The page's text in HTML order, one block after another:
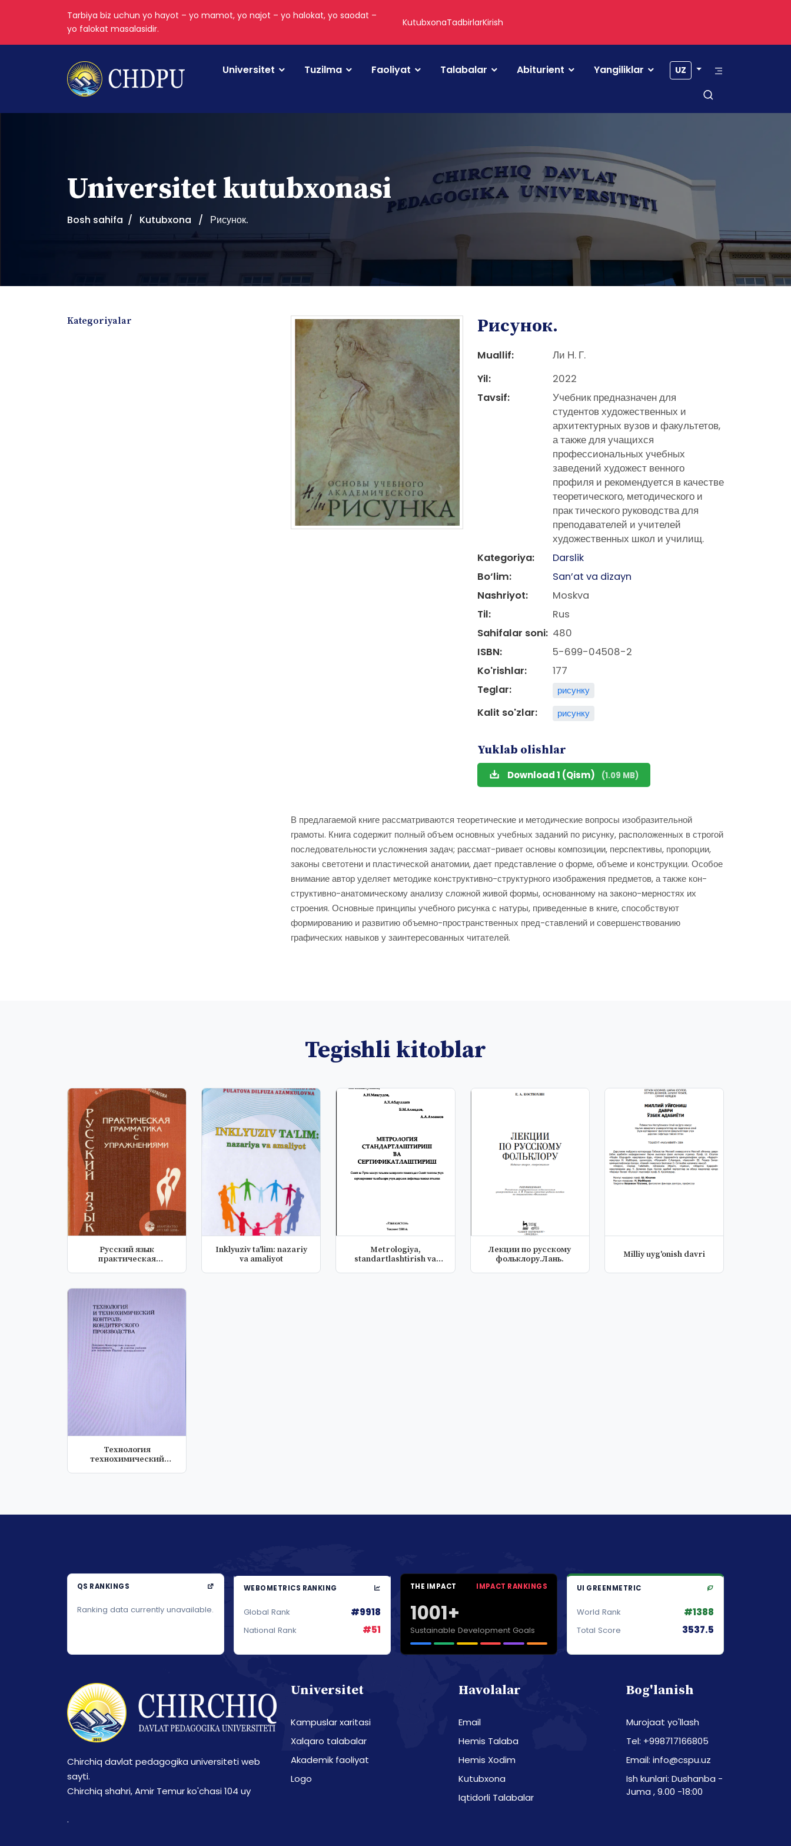
Tarbiya biz uchun yo hayot – yo mamot, yo najot – yo halokat, yo saodat –
yo falokat masalasidir.
KutubxonaTadbirlarKirish
Universitet Tuzilma Faoliyat Talabalar Abiturient Yangiliklar UZ
Universitet kutubxonasi
Bosh sahifa Kutubxona Рисунок.
Kategoriyalar Рисунок.
Muallif:
Ли Н. Г.
Yil:
2022
Tavsif:
Учебник предназначен для
студентов художественных и
архитектурных вузов и факультетов,
а также для учащихся
профессиональных учебных
заведений художест венного
профиля и рекомендуется в качестве
теоретического, методического и
прак тического руководства для
преподавателей и учителей
художественных школ и училищ.
Kategoriya:
Darslik
Bo‘lim:
San’at va dizayn
Nashriyot:
Moskva
Til:
Rus
Sahifalar soni: 480
ISBN:
5-699-04508-2
Ko'rishlar:
177
Teglar:
рисунку
Kalit so'zlar: рисунку
Yuklab olishlar
Download 1 (Qism) (1.09 MB)
В предлагаемой книге рассматриваются теоретические и методические вопросы изобразительной
грамоты. Книга содержит полный объем основных учебных заданий по рисунку, расположенных в строгой
последовательности усложнения задач; рассмат-ривает основы композиции, перспективы, пропорции,
законы светотени и пластической анатомии, дает представление о форме, объеме и конструкции. Особое
внимание автор уделяет методике конструктивно-структурного изображения предметов, а также кон-
структивно-анатомическому анализу сложной живой формы, основанному на законо-мерностях их
строения. Основные принципы учебного рисунка с натуры, приведенные в книге, способствуют
формированию и развитию объемно-пространственных пред-ставлений и совершенствованию
графических навыков у заинтересованных читателей.
Tegishli kitoblar
Русский язык
практическая
Inklyuziv ta'lim: nazariy
va amaliyot
Metrologiya,
standartlashtirish va
Лекции по русскому
фольклору.Лань.
Milliy uyg'onish davri
Технология
технохимический
QS RANKINGS
Ranking data currently unavailable.
WEBOMETRICS RANKING
Global Rank #9918
National Rank #51
THE IMPACT IMPACT RANKINGS
1001+
Sustainable Development Goals
UI GREENMETRIC
World Rank #1388
Total Score 3537.5
Chirchiq davlat pedagogika universiteti web
sayti.
Chirchiq shahri, Amir Temur ko'chasi 104 uy
.
Universitet
Kampuslar xaritasi
Xalqaro talabalar
Akademik faoliyat
Logo
Havolalar
Email
Hemis Talaba
Hemis Xodim
Kutubxona
Iqtidorli Talabalar
Bog'lanish
Murojaat yo'llash
Tel: +998717166805
Email: info@cspu.uz
Ish kunlari: Dushanba -
Juma , 9.00 -18:00